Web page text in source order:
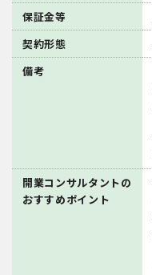
保証金等
契約形態
備考
開業コンサルタントの
おすすめポイント